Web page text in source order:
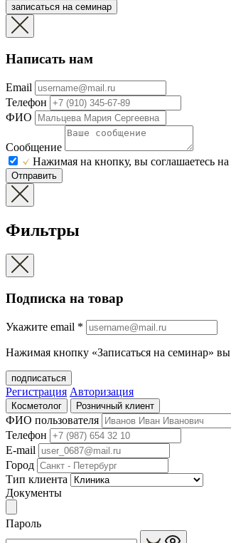
записаться на семинар
Написать нам
Email
Телефон
ФИО
Сообщение
Нажимая на кнопку, вы соглашаетесь на
Отправить
Фильтры
Подписка на товар
Укажите еmail *
Нажимая кнопку «Записаться на семинар» вы
подписаться
Регистрация Авторизация
Косметолог Розничный клиент
ФИО пользователя
Телефон
E-mail
Город
Тип клиента
Документы
Пароль